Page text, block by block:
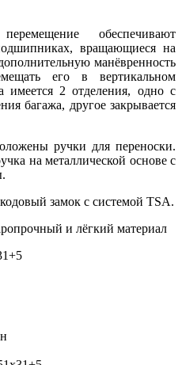
обеспечивают
вращающиеся на
манёвренность
его в вертикальном
имеется 2 отделения, одно с
багажа, другое закрывается
ручки для переноски.
на металлической основе с
замок с системой TSA.
и лёгкий материал